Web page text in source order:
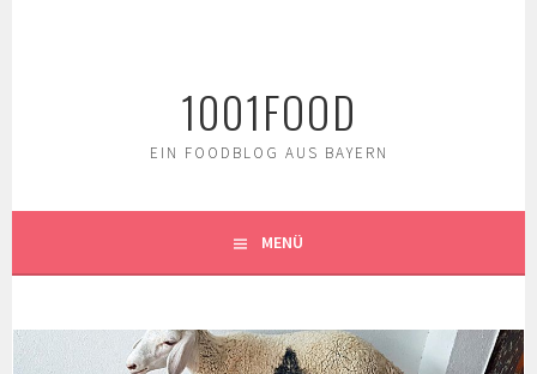
1001FOOD
EIN FOODBLOG AUS BAYERN
MENÜ